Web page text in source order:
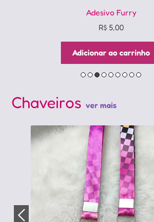
Adesivo Furry
R$5,00
Adicionar ao carrinho
Chaveiros ver mais